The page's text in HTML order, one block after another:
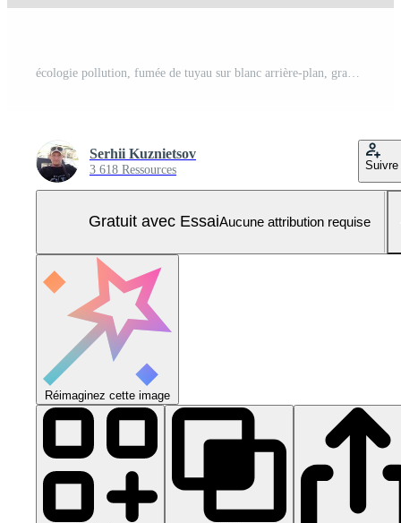
Serhii Kuznietsov
3 618 Ressources Suivre
Gratuit avec EssaiAucune attribution requise
Réimaginez cette image